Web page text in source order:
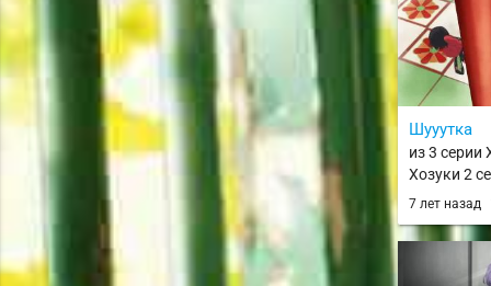
Шууутка
из 3
Хозуки 2
Reitetsu
7 лет назад